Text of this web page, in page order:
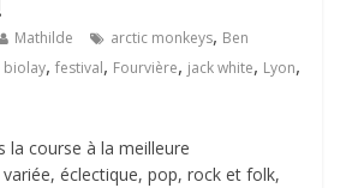
Mathilde arctic monkeys, Ben
biolay,festival, Fourvière, jack white, Lyon,
la course à la meilleure
éclectique, pop, rock et folk,